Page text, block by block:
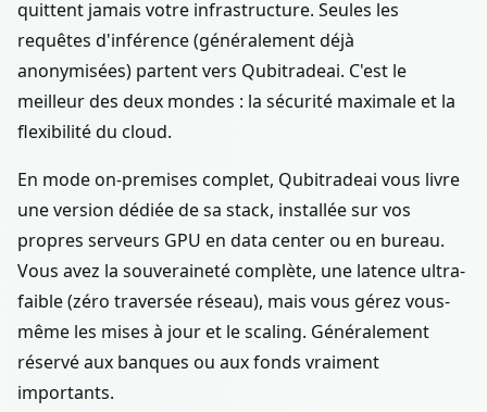
quittent jamais votre infrastructure. Seules les
requêtes d'inférence (généralement déjà
anonymisées) partent vers Qubitradeai. C'est le
meilleur des deux mondes : la sécurité maximale et la
flexibilité du cloud.
En mode on-premises complet, Qubitradeai vous livre
une version dédiée de sa stack, installée sur vos
propres serveurs GPU en data center ou en bureau.
Vous avez la souveraineté complète, une latence ultra-
faible (zéro traversée réseau), mais vous gérez vous-
même les mises à jour et le scaling. Généralement
réservé aux banques ou aux fonds vraiment
importants.